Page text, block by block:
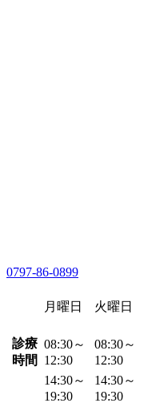
0797-86-0899
月曜日 火曜日
診療
時間
08:30～
12:30
08:30～
12:30
14:30～
19:30
14:30～
19:30